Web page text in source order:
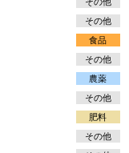
その他
食品
その他
農薬
その他
肥料
その他